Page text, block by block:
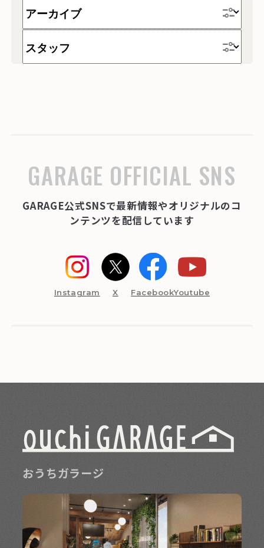
デスク
GARAGE OFFICIAL SNS
GARAGE公式SNSで最新情報やオリジナルのコ
ンテンツを配信しています
Instagram X FacebookYoutube
おうちガラージ